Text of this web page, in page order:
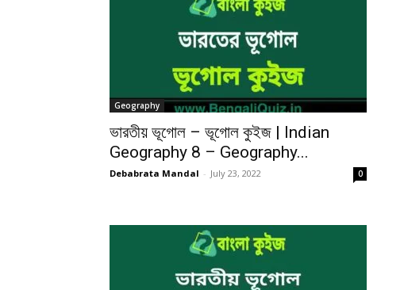
Geography
ভারতীয় ভূগোল – ভূগোল কুইজ | Indian
Geography 8 – Geography...
Debabrata Mandal - July 23, 2022 0